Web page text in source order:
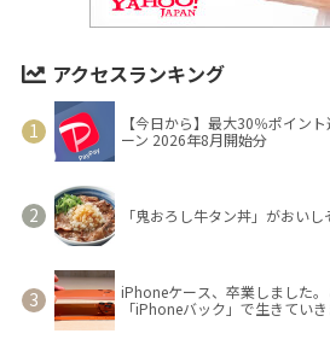
アクセスランキング
【今日から】最大30％ポイン
ーン 2026年8月開始分
「鬼おろし牛タン丼」がおい
iPhoneケース、卒業しました
「iPhoneバック」で生きていき